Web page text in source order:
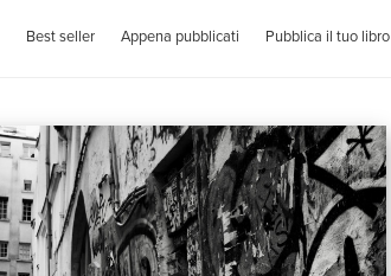
Best seller Appena pubblicati Pubblica il tuo libro